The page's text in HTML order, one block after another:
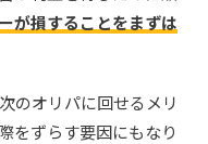
が損することをまずは
のオリパに回せるメリ
をずらす要因にもなり